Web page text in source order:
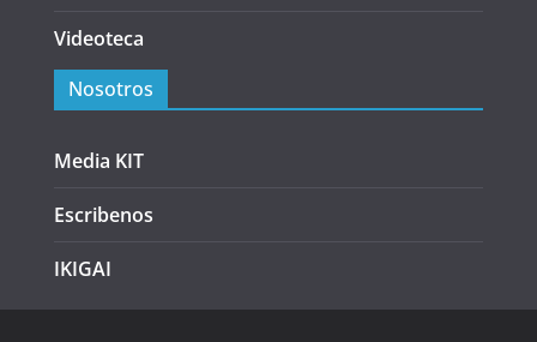
Videoteca
Nosotros
Media KIT
Escribenos
IKIGAI